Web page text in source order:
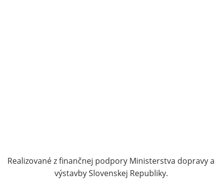
Realizované z finančnej podpory Ministerstva dopravy a
výstavby Slovenskej Republiky.